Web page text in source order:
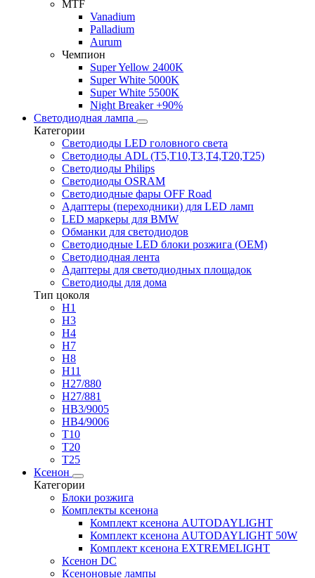
MTF
Vanadium
Palladium
Aurum
Чемпион
Super Yellow 2400K
Super White 5000K
Super White 5500K
Night Breaker +90%
Светодиодная лампа
Категории
Светодиоды LED головного света
Светодиоды ADL (T5,T10,T3,T4,T20,T25)
Светодиоды Philips
Светодиоды OSRAM
Светодиодные фары OFF Road
Адаптеры (переходники) для LED ламп
LED маркеры для BMW
Обманки для светодиодов
Светодиодные LED блоки розжига (OEM)
Светодиодная лента
Адаптеры для светодиодных площадок
Светодиоды для дома
Тип цоколя
H1
H3
H4
H7
H8
H11
H27/880
H27/881
HB3/9005
HB4/9006
T10
T20
T25
Ксенон
Категории
Блоки розжига
Комплекты ксенона
Комплект ксенона AUTODAYLIGHT
Комплект ксенона AUTODAYLIGHT 50W
Комплект ксенона EXTREMELIGHT
Ксенон DC
Ксеноновые лампы